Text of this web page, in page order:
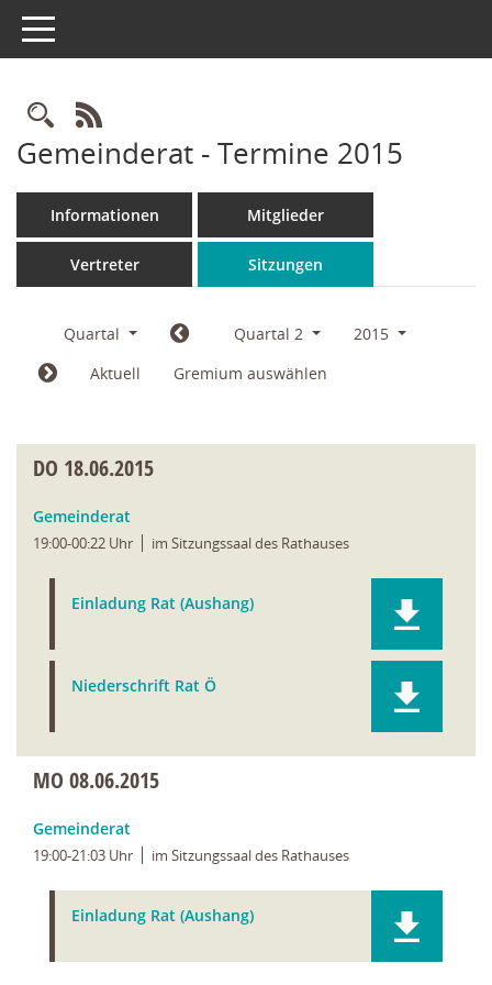
Toggle navigation
Rechercheauswahl
RSS-Feed
Gemeinderat - Termine 2015
Informationen Mitglieder
Vertreter Sitzungen
Quartal Quartal 2
2015
Aktuell
Gremium auswählen
DO 18.06.2015
Gemeinderat
19:00-00:22 Uhr im Sitzungssaal des Rathauses
Einladung Rat (Aushang)
Niederschrift Rat Ö
MO 08.06.2015
Gemeinderat
19:00-21:03 Uhr im Sitzungssaal des Rathauses
Einladung Rat (Aushang)